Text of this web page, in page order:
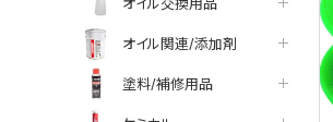
オイル関連/添加剤
塗料/補修用品